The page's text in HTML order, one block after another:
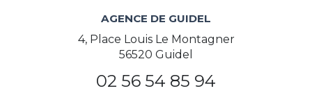
AGENCE DE GUIDEL
4, Place Louis Le Montagner
56520 Guidel
02 56 54 85 94